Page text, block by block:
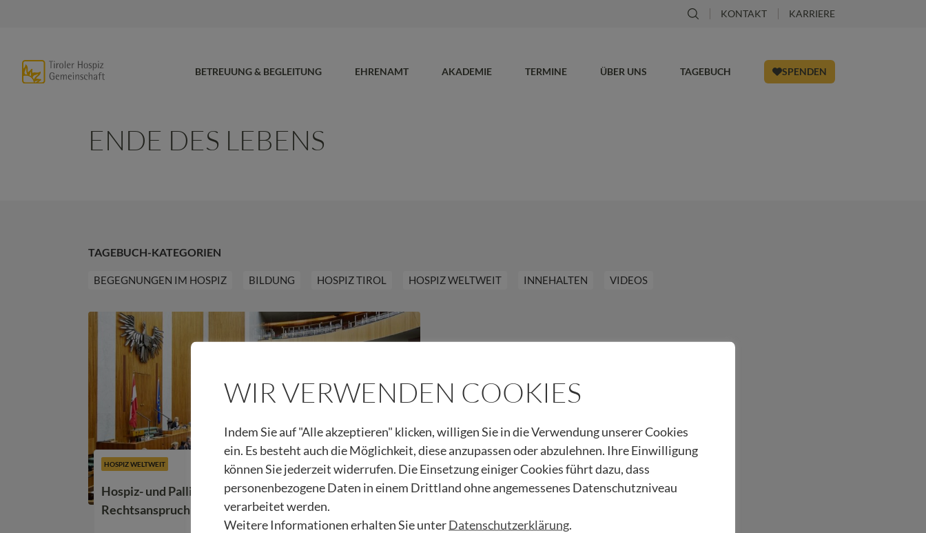
KONTAKT KARRIERE
BETREUUNG & BEGLEITUNG EHRENAMT AKADEMIE TERMINE ÜBER UNS TAGEBUCH SPENDEN
ENDE DES LEBENS
TAGEBUCH-KATEGORIEN
BEGEGNUNGEN IM HOSPIZ BILDUNG HOSPIZ TIROL HOSPIZ WELTWEIT INNEHALTEN VIDEOS
HOSPIZ WELTWEIT
Hospiz- und Palliativversorgung: ExpertInnen für
Rechtsanspruch
WIR VERWENDEN COOKIES
Indem Sie auf "Alle akzeptieren" klicken, willigen Sie in die Verwendung unserer Cookies
ein. Es besteht auch die Möglichkeit, diese anzupassen oder abzulehnen. Ihre Einwilligung
können Sie jederzeit widerrufen. Die Einsetzung einiger Cookies führt dazu, dass
personenbezogene Daten in einem Drittland ohne angemessenes Datenschutzniveau
verarbeitet werden.
Weitere Informationen erhalten Sie unterDatenschutzerklärung.